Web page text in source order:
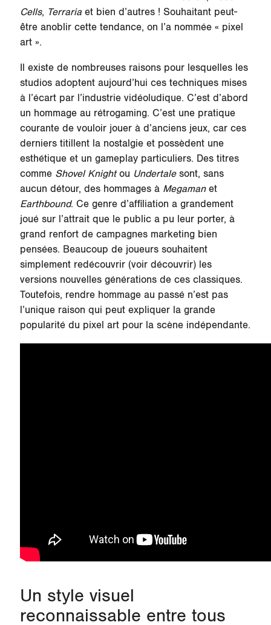
Cells, Terrariaet bien d’autres ! Souhaitant peut-
être anoblir cette tendance, on l’a nommée « pixel
art ».
Il existe de nombreuses raisons pour lesquelles les
studios adoptent aujourd’hui ces techniques mises
à l’écart par l’industrie vidéoludique. C’est d’abord
un hommage au rétrogaming. C’est une pratique
courante de vouloir jouer à d’anciens jeux, car ces
derniers titillent la nostalgie et possèdent une
esthétique et un gameplay particuliers. Des titres
comme Shovel Knightou Undertalesont, sans
aucun détour, des hommages à Megamanet
Earthbound. Ce genre d’affiliation a grandement
joué sur l’attrait que le public a pu leur porter, à
grand renfort de campagnes marketing bien
pensées. Beaucoup de joueurs souhaitent
simplement redécouvrir (voir découvrir) les
versions nouvelles générations de ces classiques.
Toutefois, rendre hommage au passé n’est pas
l’unique raison qui peut expliquer la grande
popularité du pixel art pour la scène indépendante.
Un style visuel
reconnaissable entre tous